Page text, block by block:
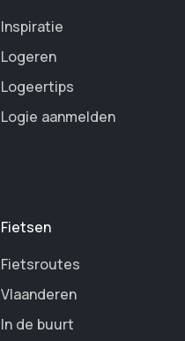
Inspiratie
Logeren
Logeertips
Logie aanmelden
Fietsen
Fietsroutes
Vlaanderen
In de buurt